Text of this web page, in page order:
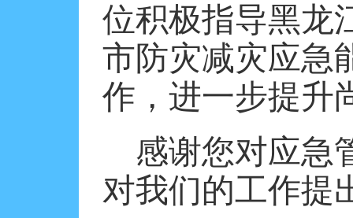
位积极指导黑龙
市防灾减灾应急
作，进一步提升
感谢您对应急
对我们的工作提